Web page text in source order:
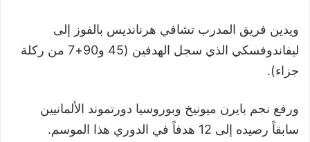
ويدين فريق المدرب تشافي هرنانديس بالفوز إلى
ليفاندوفسكي الذي سجل الهدفين (45 و90+7 من ركلة
جزاء).
ورفع نجم بايرن ميونيخ وبوروسيا دورتموند الألمانيين
سابقاً رصيده إلى 12 هدفاً في الدوري هذا الموسم.